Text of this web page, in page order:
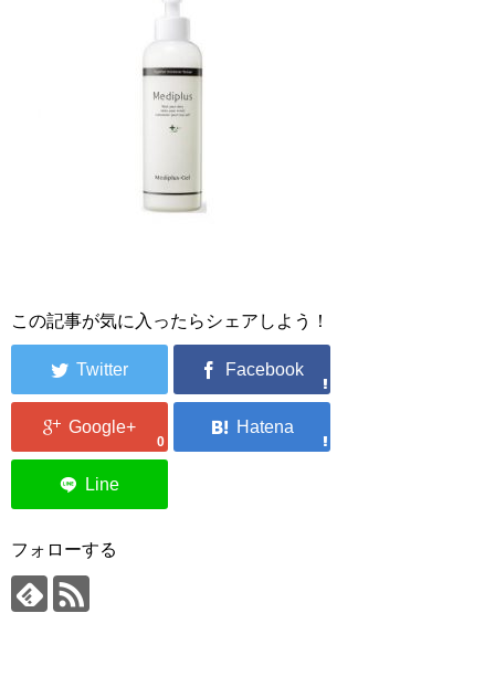
この記事が気に入ったらシェアしよう！
0
フォローする